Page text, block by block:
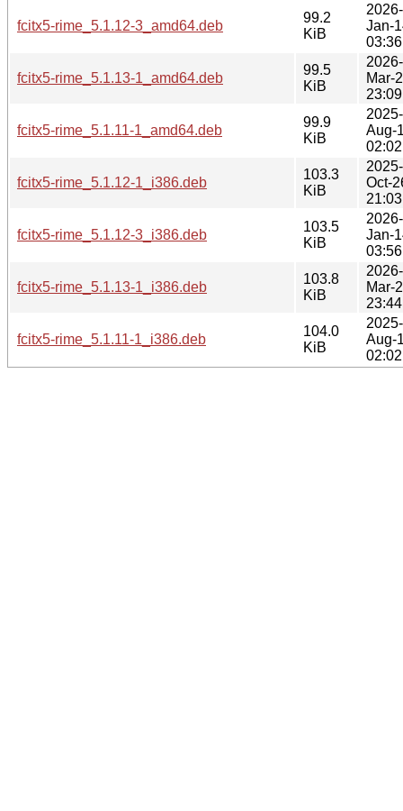
fcitx5-rime_5.1.12-3_amd64.deb
99.2
KiB
2026-
Jan-
03:36
fcitx5-rime_5.1.13-1_amd64.deb
99.5
KiB
2026-
Mar-
23:09
fcitx5-rime_5.1.11-1_amd64.deb
99.9
KiB
2025-
Aug-
02:02
fcitx5-rime_5.1.12-1_i386.deb
103.3
KiB
2025-
Oct-
21:03
fcitx5-rime_5.1.12-3_i386.deb
103.5
KiB
2026-
Jan-
03:56
fcitx5-rime_5.1.13-1_i386.deb
103.8
KiB
2026-
Mar-
23:44
fcitx5-rime_5.1.11-1_i386.deb
104.0
KiB
2025-
Aug-
02:02